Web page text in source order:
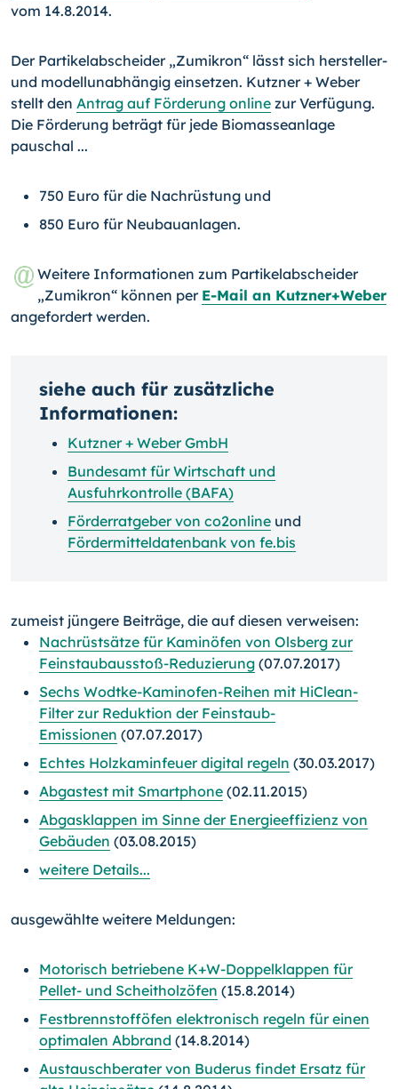
vom 14.8.2014.
Der Partikelabscheider „Zumikron“ lässt sich hersteller-
und modellunabhängig einset­zen. Kutzner + Weber
stellt den Antrag auf Förderung online zur Verfügung.
Die För­derung beträgt für jede Biomasseanlage
pauschal ...
750 Euro für die Nachrüstung und
850 Euro für Neubauanlagen.
Weitere Informationen zum Partikelabscheider
„Zumikron“ können per E-Mail an Kutzner+Weber
angefordert werden.
siehe auch für zusätzliche
Informationen:
Kutzner + Weber GmbH
Bundesamt für Wirtschaft und
Ausfuhrkontrolle (BAFA)
Förderratgeber von co2online und
Fördermitteldatenbank von fe.bis
zumeist jüngere Beiträge, die auf diesen verweisen:
Nachrüstsätze für Kaminöfen von Olsberg zur
Feinstaubausstoß-Reduzierung (07.07.2017)
Sechs Wodtke-Kaminofen-Reihen mit HiClean-
Filter zur Reduktion der Feinstaub-
Emissionen (07.07.2017)
Echtes Holzkaminfeuer digital regeln (30.03.2017)
Abgastest mit Smartphone (02.11.2015)
Abgasklappen im Sinne der Energieeffizienz von
Gebäuden (03.08.2015)
weitere Details...
ausgewählte weitere Meldungen:
Motorisch betriebene K+W-Doppelklappen für
Pellet- und Scheitholzöfen (15.8.2014)
Festbrennstofföfen elektronisch regeln für einen
optimalen Abbrand (14.8.2014)
Austauschberater von Buderus findet Ersatz für